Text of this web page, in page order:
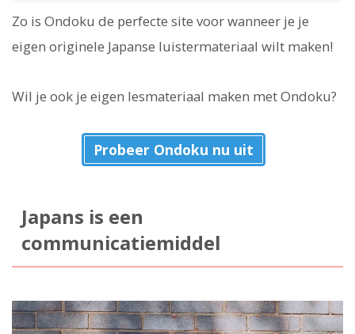
Zo is Ondoku de perfecte site voor wanneer je je
eigen originele Japanse luistermateriaal wilt maken!
Wil je ook je eigen lesmateriaal maken met Ondoku?
Probeer Ondoku nu uit
Japans is een
communicatiemiddel